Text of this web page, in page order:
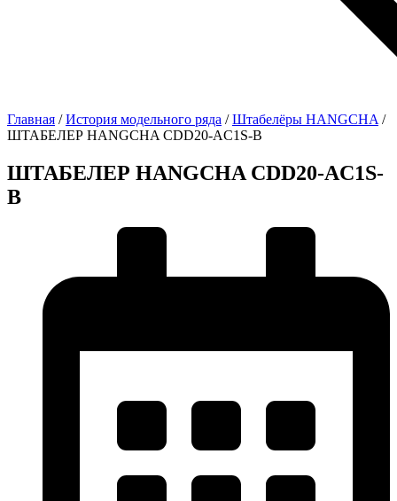
Главная /История модельного ряда /Штабелёры HANGCHA /
ШТАБЕЛЕР HANGCHA CDD20-AC1S-B
ШТАБЕЛЕР HANGCHA CDD20-AC1S-
B